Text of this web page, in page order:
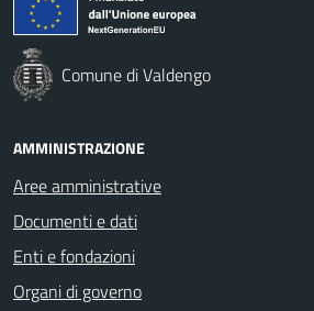
Comune di Valdengo
AMMINISTRAZIONE
Aree amministrative
Documenti e dati
Enti e fondazioni
Organi di governo